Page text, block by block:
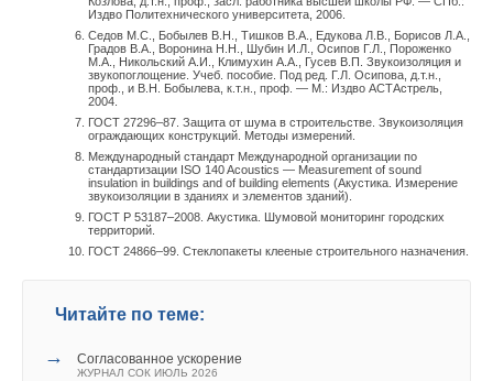
Издво Политехнического университета, 2006.
Седов М.С., Бобылев В.Н., Тишков В.А., Едукова Л.В., Борисов Л.А.,
Градов В.А., Воронина Н.Н., Шубин И.Л., Осипов Г.Л., Пороженко
М.А., Никольский А.И., Климухин А.А., Гусев В.П. Звукоизоляция и
звукопоглощение. Учеб. пособие. Под ред. Г.Л. Осипова, д.т.н.,
проф., и В.Н. Бобылева, к.т.н., проф. — М.: Издво АСТАстрель,
2004.
ГОСТ 27296–87. Защита от шума в строительстве. Звукоизоляция
ограждающих конструкций. Методы измерений.
Международный стандарт Международной организации по
стандартизации ISO 140 Acoustics — Measurement of sound
insulation in buildings and of building elements (Акустика. Измерение
звукоизоляции в зданиях и элементов зданий).
ГОСТ Р 53187–2008. Акустика. Шумовой мониторинг городских
территорий.
ГОСТ 24866–99. Стеклопакеты клееные строительного назначения.
Читайте по теме:
→ Согласованное ускорение
ЖУРНАЛ СОК ИЮЛЬ 2026